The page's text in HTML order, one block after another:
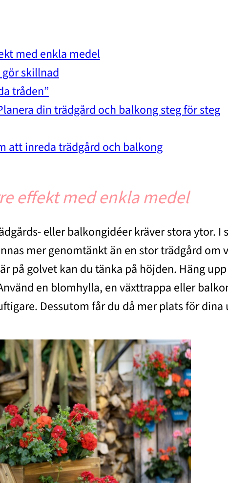
med enkla medel
skillnad
tråden”
din trädgård och balkong steg för steg
att inreda trädgård och balkong
effekt med enkla medel
eller balkongidéer kräver stora ytor.
mer genomtänkt än en stor trädgård
på golvet kan du tänka på höjden. Häng
en blomhylla, en växttrappa eller
Dessutom får du då mer plats för